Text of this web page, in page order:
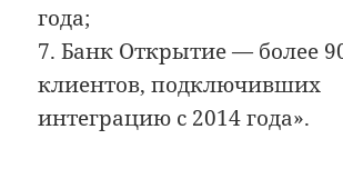
года;
7. Банк Открытие — более
клиентов, подключивших
интеграцию с 2014 года».